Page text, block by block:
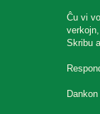
Ĉu vi
Skribu